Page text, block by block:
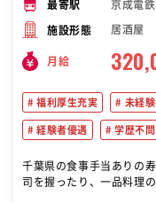
最寄駅 京成電
施設形態 居酒屋
月給
福利厚生充実 未経
経験者優遇 学歴不問
千葉県の食事手当ありの寿
司を握ったり、一品料理